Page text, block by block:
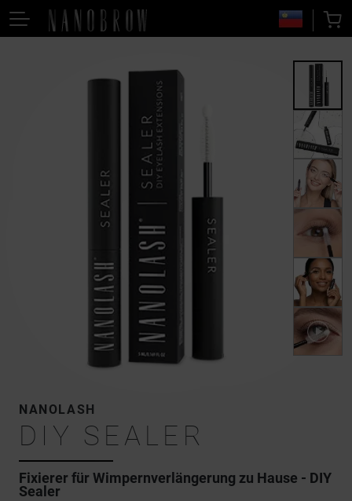
NANOLASH
DIY SEALER
Fixierer für Wimpernverlängerung zu Hause - DIY
Sealer